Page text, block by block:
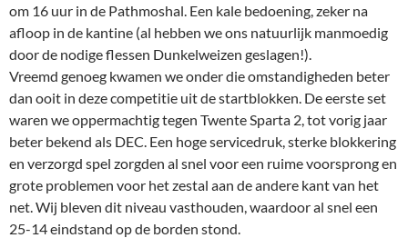
om 16 uur in de Pathmoshal. Een kale bedoening, zeker na
afloop in de kantine (al hebben we ons natuurlijk manmoedig
door de nodige flessen Dunkelweizen geslagen!).
Vreemd genoeg kwamen we onder die omstandigheden beter
dan ooit in deze competitie uit de startblokken. De eerste set
waren we oppermachtig tegen Twente Sparta 2, tot vorig jaar
beter bekend als DEC. Een hoge servicedruk, sterke blokkering
en verzorgd spel zorgden al snel voor een ruime voorsprong en
grote problemen voor het zestal aan de andere kant van het
net. Wij bleven dit niveau vasthouden, waardoor al snel een
25-14 eindstand op de borden stond.